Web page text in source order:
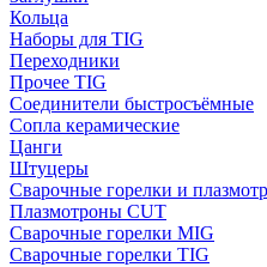
Кольца
Наборы для TIG
Переходники
Прочее TIG
Соединители быстросъёмные
Сопла керамические
Цанги
Штуцеры
Сварочные горелки и
Плазмотроны CUT
Сварочные горелки MIG
Сварочные горелки TIG